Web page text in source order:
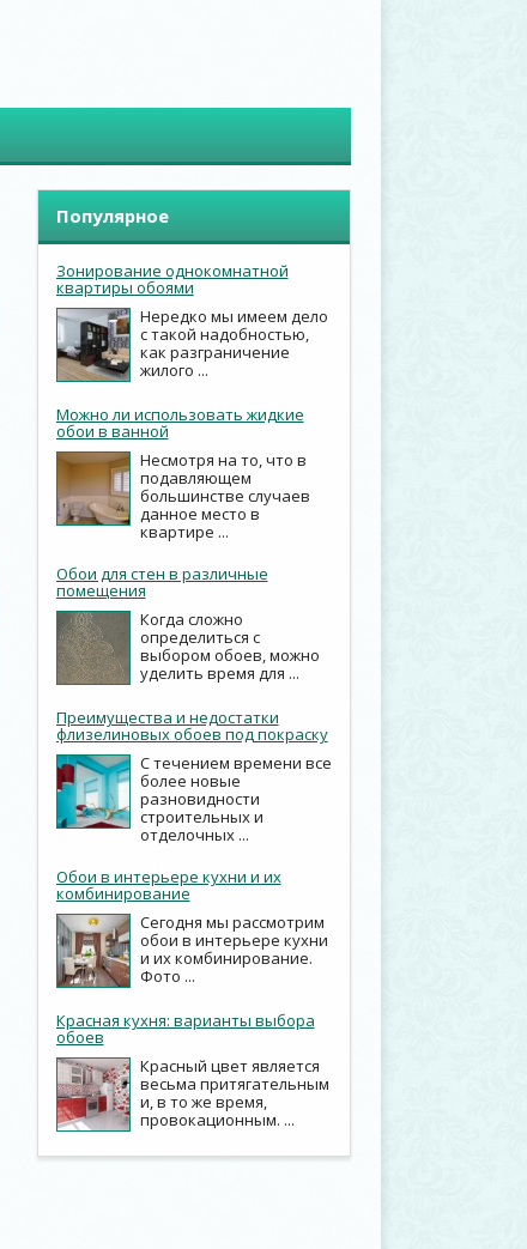
Популярное
Зонирование однокомнатной
квартиры обоями
Нередко мы имеем дело
с такой надобностью,
как разграничение
жилого ...
Можно ли использовать жидкие
обои в ванной
Несмотря на то, что в
подавляющем
большинстве случаев
данное место в
квартире ...
Обои для стен в различные
помещения
Когда сложно
определиться с
выбором обоев, можно
уделить время для ...
Преимущества и недостатки
флизелиновых обоев под покраску
С течением времени все
более новые
разновидности
строительных и
отделочных ...
Обои в интерьере кухни и их
комбинирование
Сегодня мы рассмотрим
обои в интерьере кухни
и их комбинирование.
Фото ...
Красная кухня: варианты выбора
обоев
Красный цвет является
весьма притягательным
и, в то же время,
провокационным. ...